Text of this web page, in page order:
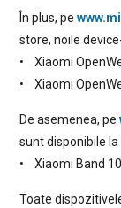
În plus, pe
store, noile
• Xiaomi
• Xiaomi
De asemenea, pe
sunt disponibile
• Xiaomi Band
Toate